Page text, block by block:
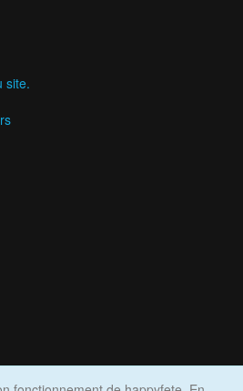
site.